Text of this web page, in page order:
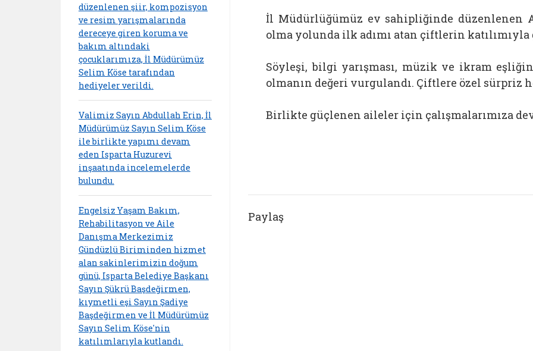
İl Müdürlüğümüz ev sahipliğinde düzenlenen
olma yolunda ilk adımı atan çiftlerin
Söyleşi, bilgi yarışması, müzik ve ikram
olmanın değeri vurgulandı. Çiftlere özel sürpriz
Birlikte güçlenen aileler için çalışmalarımıza
Paylaş
düzenlenen şiir, kompozisyon
ve resim yarışmalarında
dereceye giren koruma ve
bakım altındaki
çocuklarımıza, İl Müdürümüz
Selim Köse tarafından
hediyeler verildi.
Valimiz Sayın Abdullah Erin, İl
Müdürümüz Sayın Selim Köse
ile birlikte yapımı devam
eden Isparta Huzurevi
inşaatında incelemelerde
bulundu.
Engelsiz Yaşam Bakım,
Rehabilitasyon ve Aile
Danışma Merkezimiz
Gündüzlü Biriminden hizmet
alan sakinlerimizin doğum
günü, Isparta Belediye Başkanı
Sayın Şükrü Başdeğirmen,
kıymetli eşi Sayın Şadiye
Başdeğirmen ve İl Müdürümüz
Sayın Selim Köse'nin
katılımlarıyla kutlandı.